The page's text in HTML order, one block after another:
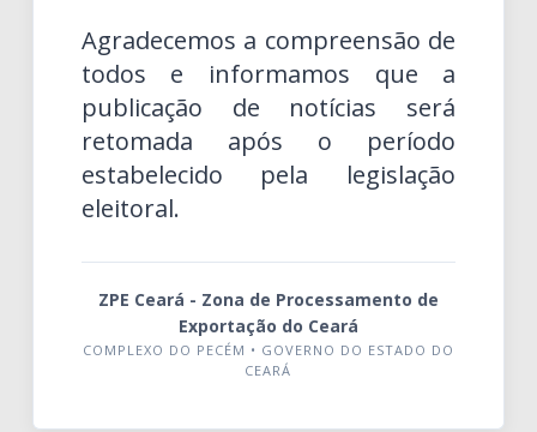
Agradecemos a compreensão de
todos e informamos que a
publicação de notícias será
retomada após o período
estabelecido pela legislação
eleitoral.
ZPE Ceará - Zona de Processamento de
Exportação do Ceará
COMPLEXO DO PECÉM • GOVERNO DO ESTADO DO
CEARÁ